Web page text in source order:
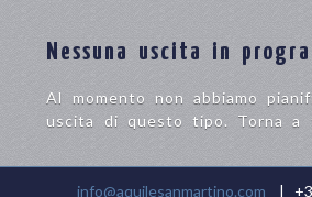
Nessuna uscita in
Al momento non abbiamo
uscita di questo tipo. Torna a
info@aquilesanmartino.com |